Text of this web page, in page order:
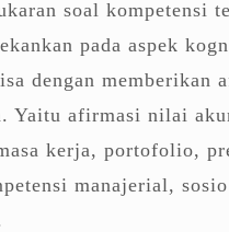
soal kompetensi
pada aspek
dengan memberikan
Yaitu afirmasi nilai
kerja, portofolio,
manajerial,